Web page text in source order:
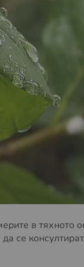
в тяхното
се